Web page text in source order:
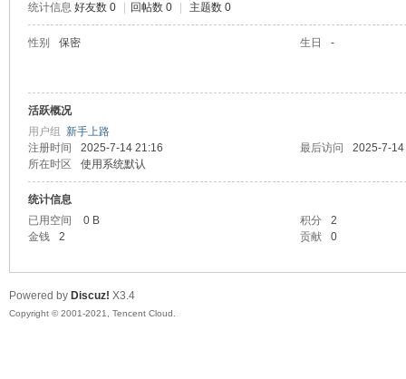
统计信息 好友数 0 回帖数 0 主题数 0
性别 保密 生日 -
活跃概况
用户组 新手上路
注册时间
2025-7-14 21:16 最后访问
2025-7-
所在时区
使用系统默认
统计信息
已用空间
0 B 积分
2
金钱
2 贡献 0
Powered by Discuz! X3.4
Copyright © 2001-2021, Tencent Cloud.